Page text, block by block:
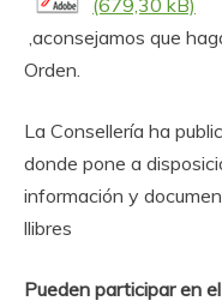
,aconsejamos que
Orden.
La Consellería ha
donde pone a
información y
llibres
Pueden participar en